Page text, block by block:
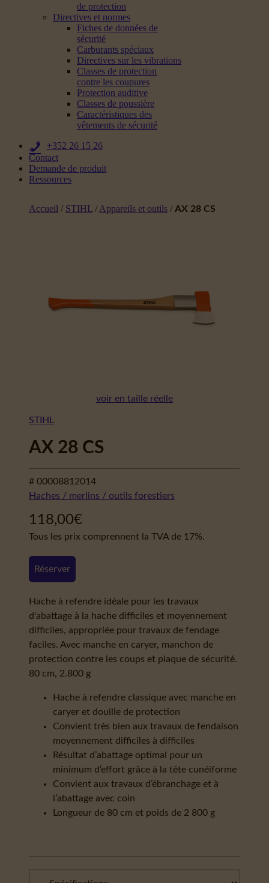
de protection
Directives et normes
Fiches de données de
sécurité
Carburants spéciaux
Directives sur les vibrations
Classes de protection
contre les coupures
Protection auditive
Classes de poussière
Caractéristiques des
vêtements de sécurité
+352 26 15 26
Contact
Demande de produit
Ressources
Accueil / STIHL / Appareils et outils / AX 28 CS
voir en taille réelle
STIHL
AX 28 CS
# 00008812014
Haches / merlins / outils forestiers
118,00€
Tous les prix comprennent la TVA de 17%.
Réserver
Hache à refendre idéale pour les travaux
d'abattage à la hache difficiles et moyennement
difficiles, appropriée pour travaux de fendage
faciles. Avec manche en caryer, manchon de
protection contre les coups et plaque de sécurité.
80 cm, 2.800 g
Hache à refendre classique avec manche en
caryer et douille de protection
Convient très bien aux travaux de fendaison
moyennement difficiles à difficiles
Résultat d’abattage optimal pour un
minimum d’effort grâce à la tête cunéiforme
Convient aux travaux d’ébranchage et à
l’abattage avec coin
Longueur de 80 cm et poids de 2 800 g